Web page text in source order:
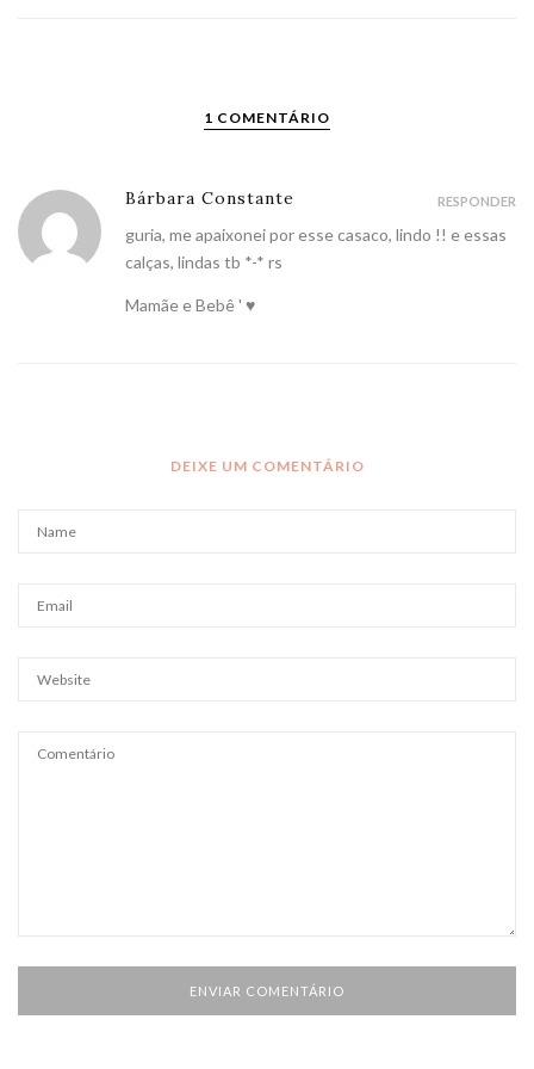
1 COMENTÁRIO
Bárbara Constante
guria, me apaixonei por esse casaco, lindo !! e essas
calças, lindas tb *-* rs
Mamãe e Bebê ' ♥
RESPONDER
DEIXE UM COMENTÁRIO